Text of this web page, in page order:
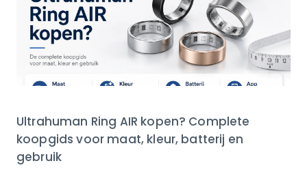
Ultrahuman Ring AIR kopen? Complete
koopgids voor maat, kleur, batterij en
gebruik